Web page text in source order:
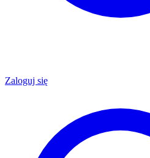
Zaloguj się